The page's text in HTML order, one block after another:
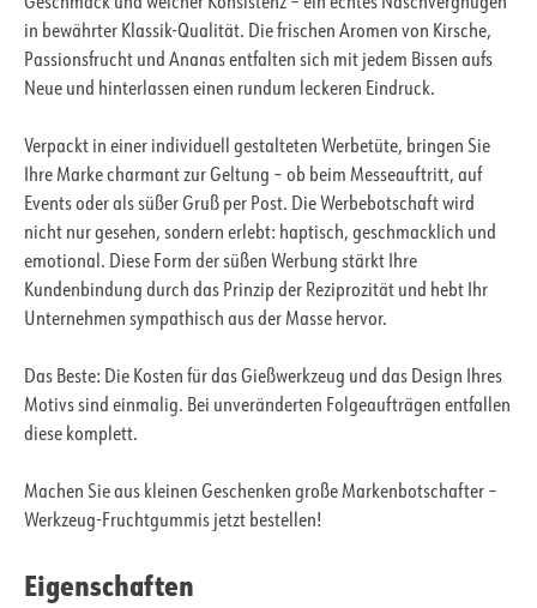
Geschmack und weicher Konsistenz – ein echtes Naschvergnügen
in bewährter Klassik-Qualität. Die frischen Aromen von Kirsche,
Passionsfrucht und Ananas entfalten sich mit jedem Bissen aufs
Neue und hinterlassen einen rundum leckeren Eindruck.
Verpackt in einer individuell gestalteten Werbetüte, bringen Sie
Ihre Marke charmant zur Geltung – ob beim Messeauftritt, auf
Events oder als süßer Gruß per Post. Die Werbebotschaft wird
nicht nur gesehen, sondern erlebt: haptisch, geschmacklich und
emotional. Diese Form der süßen Werbung stärkt Ihre
Kundenbindung durch das Prinzip der Reziprozität und hebt Ihr
Unternehmen sympathisch aus der Masse hervor.
Das Beste: Die Kosten für das Gießwerkzeug und das Design Ihres
Motivs sind einmalig. Bei unveränderten Folgeaufträgen entfallen
diese komplett.
Machen Sie aus kleinen Geschenken große Markenbotschafter –
Werkzeug-Fruchtgummis jetzt bestellen!
Eigenschaften